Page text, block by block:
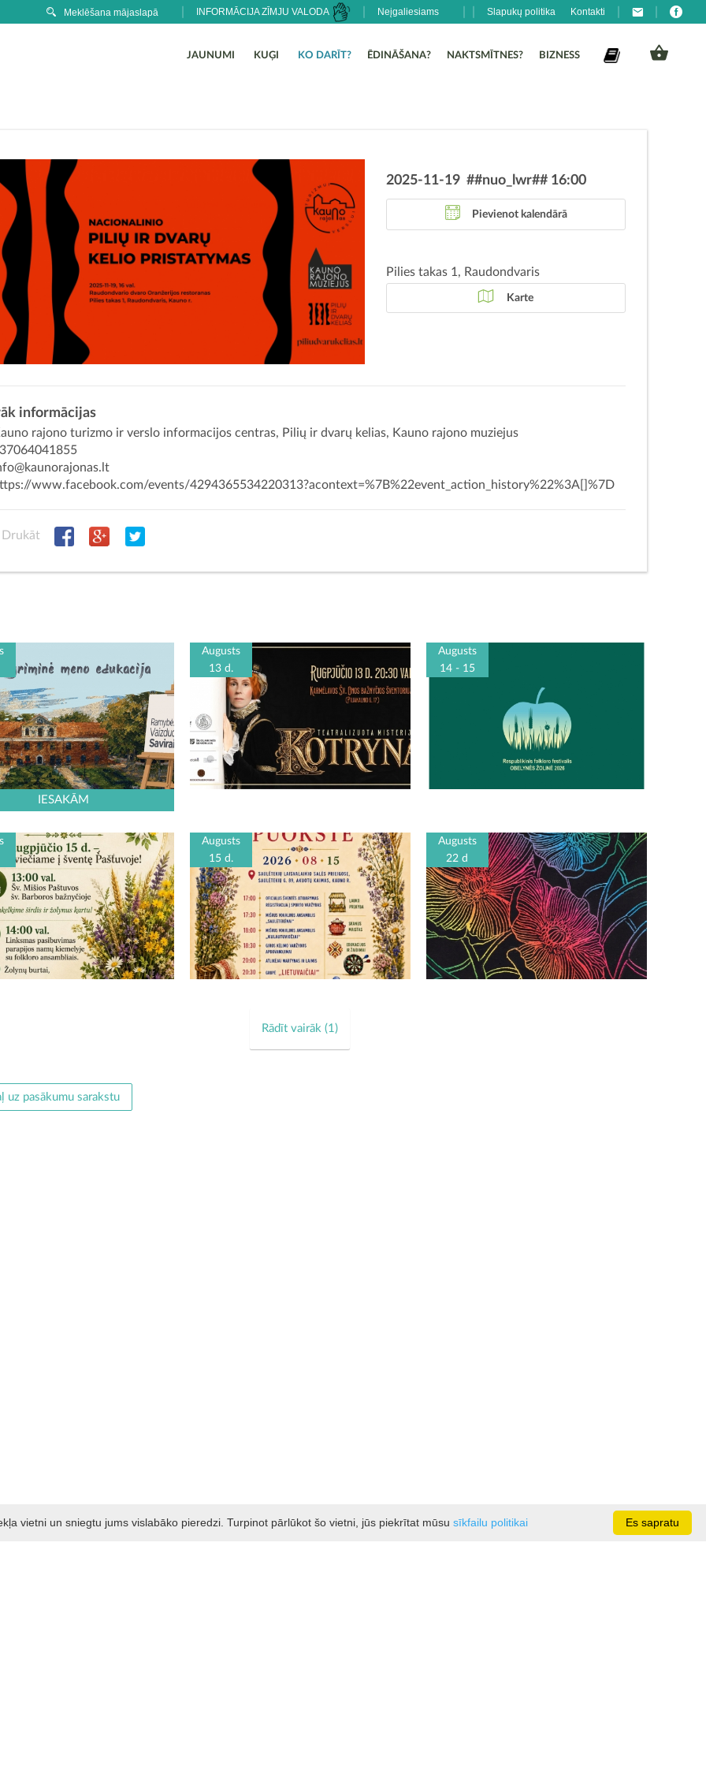
Slapukų politika Kontakti
Neįgaliesiams
INFORMĀCIJA ZĪMJU VALODA
JAUNUMI KUĢI KO DARĪT? ĒDINĀŠANA? NAKTSMĪTNES? BIZNESS
2025-11-19 ##nuo_lwr## 16:00
Pievienot kalendārā
Pilies takas 1, Raudondvaris
Karte
informācijas
rajono turizmo ir verslo informacijos centras, Pilių ir dvarų kelias, Kauno rajono muziejus
www.facebook.com/events/4294365534220313?acontext=%7B%22event_action_history%22%3A[]%7D
Drukāt
IESAKĀM
Augusts
13 d.
Augusts
14 - 15
Augusts
15 d.
Augusts
22 d
Rādīt vairāk (1)
uz pasākumu sarakstu
Es sapratu
vietni un sniegtu jums vislabāko pieredzi. Turpinot pārlūkot šo vietni, jūs piekrītat mūsu sīkfailu politikai